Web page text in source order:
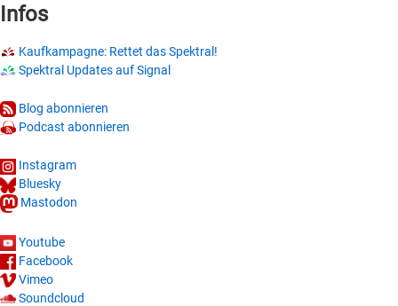
Infos
Kaufkampagne: Rettet das Spektral!
Spektral Updates auf Signal
Blog abonnieren
Podcast abonnieren
Instagram
Bluesky
Mastodon
Youtube
Facebook
Vimeo
Soundcloud